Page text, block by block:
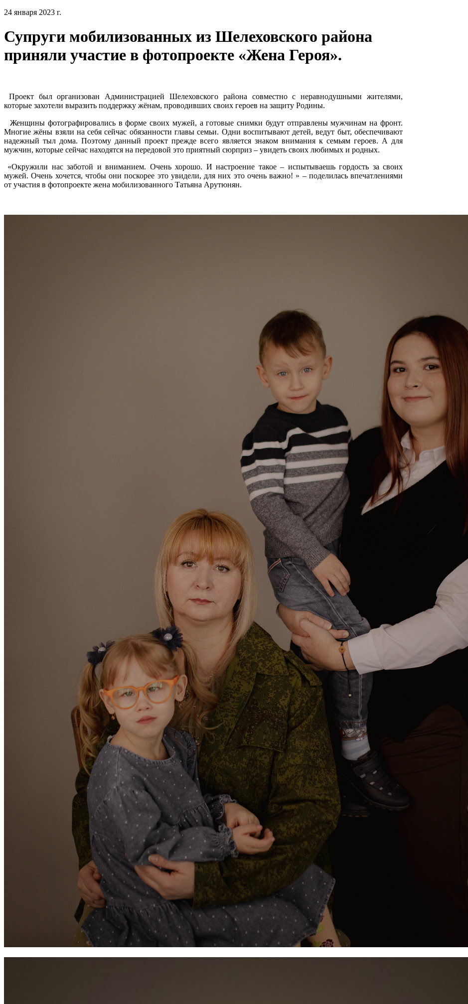
24 января 2023 г.
Супруги мобилизованных из Шелеховского района
приняли участие в фотопроекте «Жена Героя».
​ Проект был организован Администрацией Шелеховского района совместно с неравнодушными жителями,
которые захотели выразить поддержку жёнам, проводивших своих героев на защиту Родины.
⠀Женщины фотографировались в форме своих мужей, а готовые снимки будут отправлены мужчинам на фронт.
Многие жёны взяли на себя сейчас обязанности главы семьи. Одни воспитывают детей, ведут быт, обеспечивают
надежный тыл дома. Поэтому данный проект прежде всего является знаком внимания к семьям героев. А для
мужчин, которые сейчас находятся на передовой это приятный сюрприз – увидеть своих любимых и родных.
«Окружили нас заботой и вниманием. Очень хорошо. И настроение такое – испытываешь гордость за своих
мужей. Очень хочется, чтобы они поскорее это увидели, для них это очень важно! » – поделилась впечатлениями
от участия в фотопроекте жена мобилизованного Татьяна Арутюнян.